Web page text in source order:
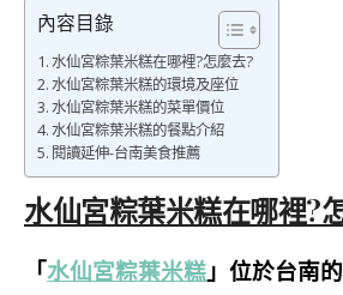
內容目錄
水仙宮粽葉米糕在哪裡?怎麼去?
水仙宮粽葉米糕的環境及座位
水仙宮粽葉米糕的菜單價位
水仙宮粽葉米糕的餐點介紹
閱讀延伸-台南美食推薦
水仙宮粽葉米糕在哪裡?
「水仙宮粽葉米糕 」位於台南